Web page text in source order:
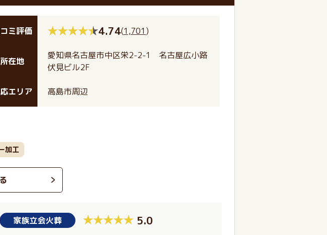
ミ評価 4.74(1,701 )
所在地
愛知県名古屋市中区栄2-2-1 名古屋広小路
伏見ビル2F
エリア 高島市周辺
加工
家族立会火葬 5.0